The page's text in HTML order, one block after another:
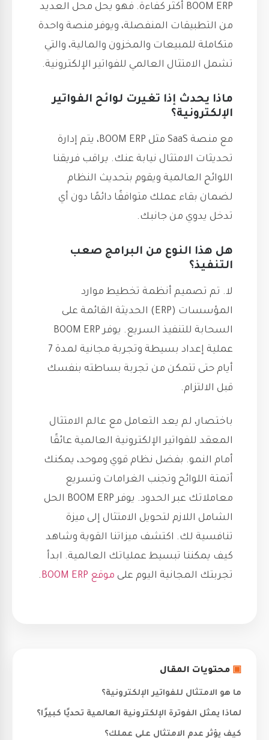
BOOM ERP أكثر كفاءة. فهو يحل محل العديد
من التطبيقات المنفصلة، ويوفر منصة واحدة
متكاملة للمبيعات والمخزون والمالية، والتي
تشمل الامتثال العالمي للفواتير الإلكترونية.
ماذا يحدث إذا تغيرت لوائح الفواتير
الإلكترونية؟
مع منصة SaaS مثل BOOM ERP، يتم إدارة
تحديثات الامتثال نيابة عنك. يراقب فريقنا
اللوائح العالمية ويقوم بتحديث النظام
لضمان بقاء عملك متوافقًا دائمًا دون أي
تدخل يدوي من جانبك.
هل هذا النوع من البرامج صعب
التنفيذ؟
لا. تم تصميم أنظمة تخطيط موارد
المؤسسات (ERP) الحديثة القائمة على
السحابة للتنفيذ السريع. يوفر BOOM ERP
عملية إعداد بسيطة وتجربة مجانية لمدة 7
أيام حتى تتمكن من تجربة بساطته بنفسك
قبل الالتزام.
باختصار، لم يعد التعامل مع عالم الامتثال
المعقد للفواتير الإلكترونية العالمية عائقًا
أمام النمو. بفضل نظام قوي وموحد، يمكنك
أتمتة اللوائح وتجنب الغرامات وتسريع
معاملاتك عبر الحدود. يوفر BOOM ERP الحل
الشامل اللازم لتحويل الامتثال إلى ميزة
تنافسية لك. اكتشف ميزاتنا القوية وشاهد
كيف يمكننا تبسيط عملياتك العالمية. ابدأ
تجربتك المجانية اليوم على موقع BOOM ERP
.
▣ محتويات المقال
ما هو الامتثال للفواتير الإلكترونية؟
لماذا يمثل الفوترة الإلكترونية العالمية تحديًا كبيرًا؟
كيف يؤثر عدم الامتثال على عملك؟